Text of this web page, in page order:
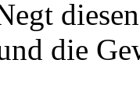
die